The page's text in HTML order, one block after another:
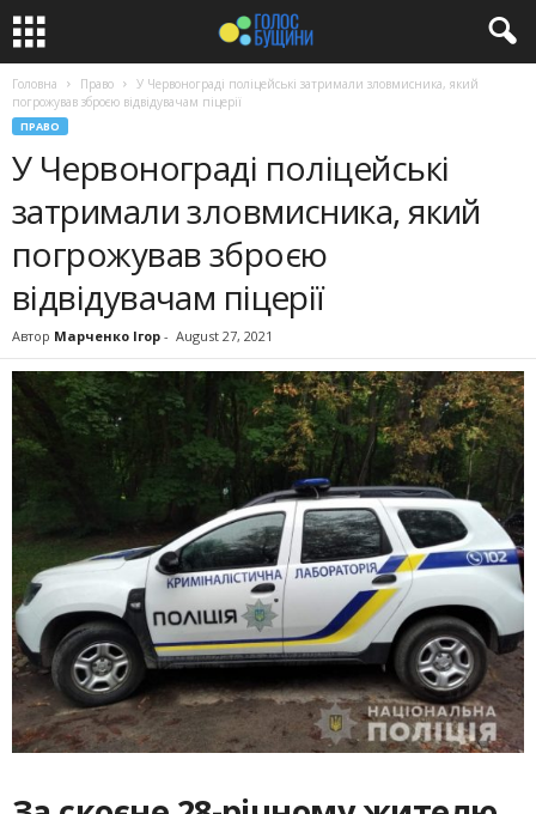
Головна Право
У Червонограді поліцейські затримали зловмисника, який
погрожував зброєю відвідувачам піцерії
ПРАВО
У Червонограді поліцейські
затримали зловмисника, який
погрожував зброєю
відвідувачам піцерії
Автор Марченко Ігор - August 27, 2021